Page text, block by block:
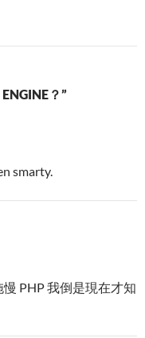
？”
smarty.
PHP 我倒是現在才知